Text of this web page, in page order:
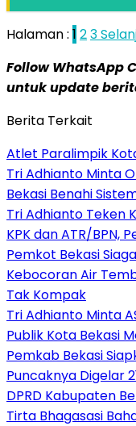
Halaman : 1 23
Follow WhatsApp
untuk update
Berita Terkait
Atlet Paralimpik
Tri Adhianto Minta
Bekasi Benahi
Tri Adhianto Teken
KPK dan ATR/BPN,
Pemkot Bekasi
Kebocoran Air
Tak Kompak
Tri Adhianto Minta
Publik Kota Bekasi
Pemkab Bekasi
Puncaknya Digelar
DPRD Kabupaten
Tirta Bhagasasi